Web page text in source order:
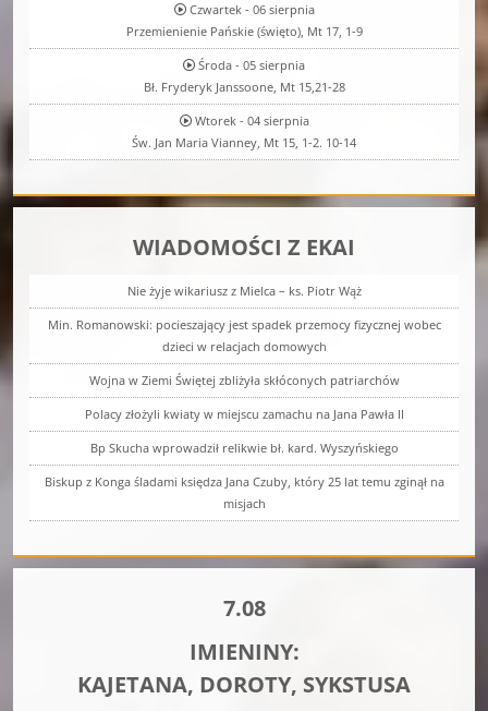
Czwartek - 06 sierpnia
Przemienienie Pańskie (święto), Mt 17, 1-9
Środa - 05 sierpnia
Bł. Fryderyk Janssoone, Mt 15,21-28
Wtorek - 04 sierpnia
Św. Jan Maria Vianney, Mt 15, 1-2. 10-14
WIADOMOŚCI Z EKAI
Nie żyje wikariusz z Mielca – ks. Piotr Wąż
Min. Romanowski: pocieszający jest spadek przemocy fizycznej wobec
dzieci w relacjach domowych
Wojna w Ziemi Świętej zbliżyła skłóconych patriarchów
Polacy złożyli kwiaty w miejscu zamachu na Jana Pawła II
Bp Skucha wprowadził relikwie bł. kard. Wyszyńskiego
Biskup z Konga śladami księdza Jana Czuby, który 25 lat temu zginął na
misjach
7.08
IMIENINY:
KAJETANA, DOROTY, SYKSTUSA